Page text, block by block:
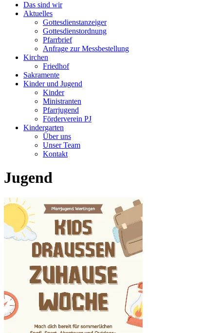
Das sind wir
Aktuelles
Gottesdienstanzeiger
Gottesdienstordnung
Pfarrbrief
Anfrage zur Messbestellung
Kirchen
Friedhof
Sakramente
Kinder und Jugend
Kinder
Ministranten
Pfarrjugend
Förderverein PJ
Kindergarten
Über uns
Unser Team
Kontakt
Jugend